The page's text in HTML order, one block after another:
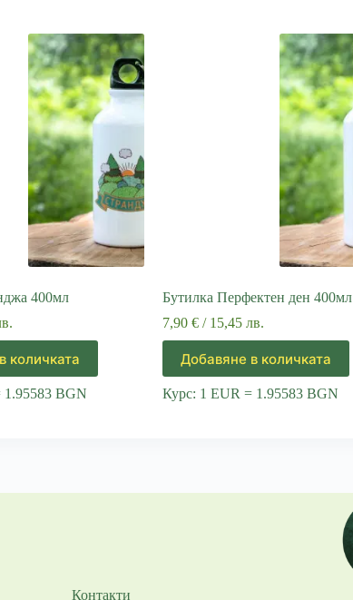
400мл
количката
BGN
Бутилка Перфектен ден 400мл
7,90€ / 15,45 лв.
Добавяне в количката
Курс: 1 EUR = 1.95583 BGN
Контакти